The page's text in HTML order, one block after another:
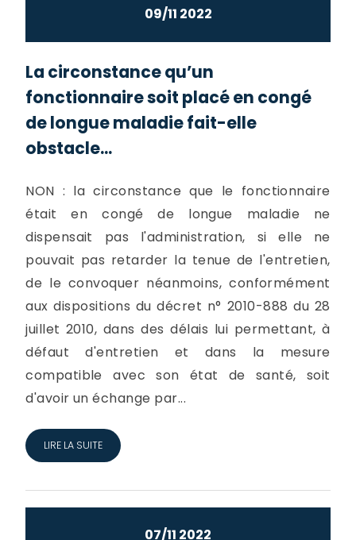
09/11 2022
La circonstance qu’un
fonctionnaire soit placé en congé
de longue maladie fait-elle
obstacle...
NON : la circonstance que le fonctionnaire
était en congé de longue maladie ne
dispensait pas l'administration, si elle ne
pouvait pas retarder la tenue de l'entretien,
de le convoquer néanmoins, conformément
aux dispositions du décret n° 2010-888 du 28
juillet 2010, dans des délais lui permettant, à
défaut d'entretien et dans la mesure
compatible avec son état de santé, soit
d'avoir un échange par...
LIRE LA SUITE
07/11 2022